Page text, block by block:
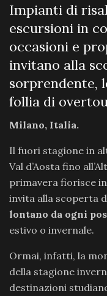
Impianti di
escursioni in
occasioni e
invitano alla
sorprendente,
follia di
Milano, Italia.
Il fuori stagione in
Val d’Aosta fino
primavera fiorisce
invita alla scoperta
lontano da ogni
estivo o invernale.
Ormai, infatti, la
della stagione
destinazioni